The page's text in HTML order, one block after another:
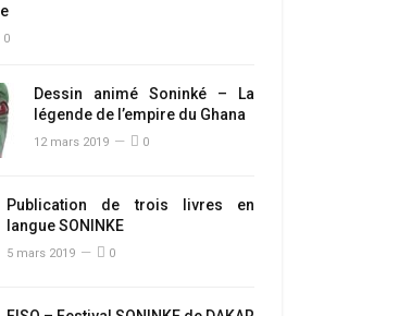
0
Dessin animé Soninké – La
légende de l’empire du Ghana
12 mars 2019 0
Publication de trois livres en
langue SONINKE
5 mars 2019 0